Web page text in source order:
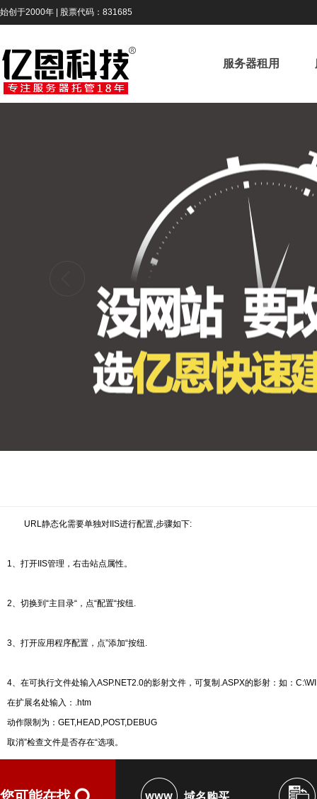
始创于2000年 | 股票代码：831685
服务器租用
URL静态化需要单独对IIS进行配置,步骤如下:
1、打开IIS管理，右击站点属性。
2、切换到“主目录“，点“配置“按纽.
3、打开应用程序配置，点”添加“按纽.
4、在可执行文件处输入ASP.NET2.0的影射文件，可复制.ASPX的影射：如：
在扩展名处输入：.htm
动作限制为：GET,HEAD,POST,DEBUG
取消”检查文件是否存在“选项。
域名购买